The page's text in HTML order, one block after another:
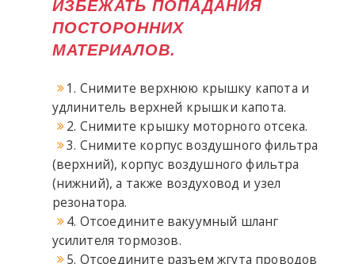
ИЗБЕЖАТЬ ПОПАДАНИЯ
ПОСТОРОННИХ
МАТЕРИАЛОВ.
1. Снимите верхнюю крышку капота и
удлинитель верхней крышки капота.
2. Снимите крышку моторного отсека.
3. Снимите корпус воздушного фильтра
(верхний), корпус воздушного фильтра
(нижний), а также воздуховод и узел
резонатора.
4. Отсоедините вакуумный шланг
усилителя тормозов.
5. Отсоедините разъем жгута проводов